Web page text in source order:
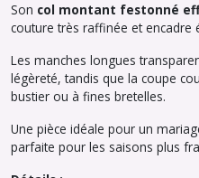
Son col montant festonné
couture très raffinée et encadre
Les manches longues
légèreté, tandis que la coupe
bustier ou à fines bretelles.
Une pièce idéale pour un
parfaite pour les saisons plus